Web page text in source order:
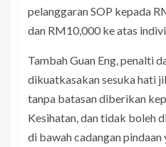
pelanggaran SOP kepada
dan RM10,000 ke atas
Tambah Guan Eng, penalti
dikuatkasakan sesuka hati
tanpa batasan diberikan
Kesihatan, dan tidak boleh
di bawah cadangan pindaan